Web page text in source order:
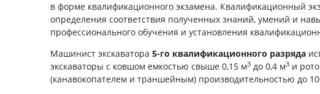
в форме квалификационного экзамена. Квалификационный
определения соответствия полученных знаний, умений и
профессионального обучения и установления
Машинист экскаватора5-го квалификационного разряда
экскаваторы с ковшом емкостью свыше 0,15 м3 до 0,4 м3 и
(канавокопателем и траншейным) производительностью до